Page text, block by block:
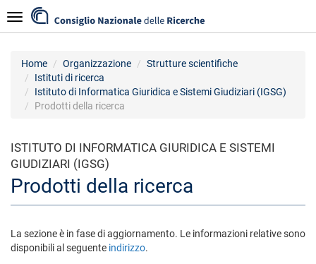
al
contenuto
Navigazione
Home Organizzazione
Strutture scientifiche
Istituti di ricerca
Istituto di Informatica Giuridica e Sistemi Giudiziari (IGSG)
Prodotti della ricerca
ISTITUTO DI INFORMATICA GIURIDICA E SISTEMI
GIUDIZIARI (IGSG)
Prodotti della ricerca
La sezione è in fase di aggiornamento. Le informazioni relative sono
disponibili al seguente indirizzo.